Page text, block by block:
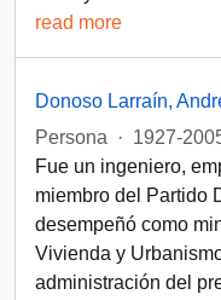
read more
Donoso Larraín,
Persona
· 1927-
Fue un ingeniero,
miembro del Partido
desempeñó como
Vivienda y
administración del